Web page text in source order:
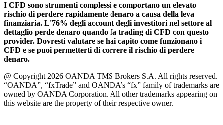
I CFD sono strumenti complessi e comportano un elevato
rischio di perdere rapidamente denaro a causa della leva
finanziaria. L'76% degli account degli investitori nel settore al
dettaglio perde denaro quando fa trading di CFD con questo
provider. Dovresti valutare se hai capito come funzionano i
CFD e se puoi permetterti di correre il rischio di perdere
denaro.
@ Copyright 2026 OANDA TMS Brokers S.A. All rights reserved.
“OANDA”, “fxTrade” and OANDA’s “fx” family of trademarks are
owned by OANDA Corporation. All other trademarks appearing on
this website are the property of their respective owner.